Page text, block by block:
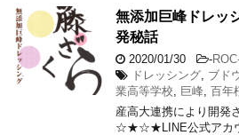
無添加巨峰ドレッ
発秘話
2020/01/30 -
ドレッシング ブド
業高等学校
巨峰 百年
産高大連携により開発
☆★☆★LINE公式アカウ